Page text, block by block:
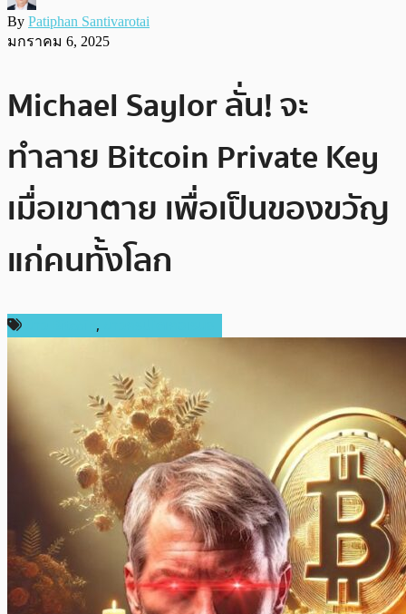
By Patiphan Santivarotai
มกราคม 6, 2025
Michael Saylor ลั่น! จะ
ทำลาย Bitcoin Private Key
เมื่อเขาตาย เพื่อเป็นของขวัญ
แก่คนทั้งโลก
,